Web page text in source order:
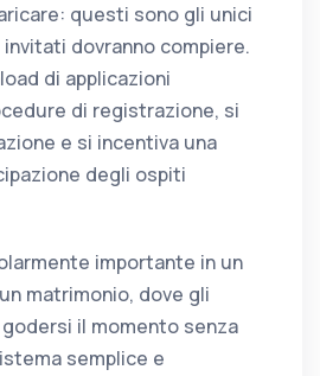
questi sono gli unici
dovranno compiere.
di applicazioni
di registrazione, si
e si incentiva una
degli ospiti
importante in un
matrimonio, dove gli
il momento senza
semplice e